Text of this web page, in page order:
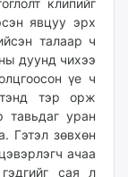
явцуу эрх
талаар ч
дуунд чихээ
үе ч
тэр орж
тавьдаг уран
Гэтэл зөвхөн
ачаа
сая л